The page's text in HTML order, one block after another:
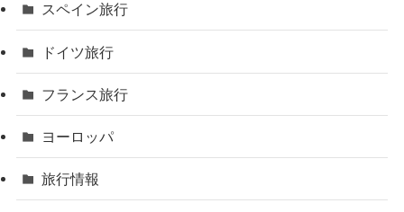
スペイン旅行
ドイツ旅行
フランス旅行
ヨーロッパ
旅行情報